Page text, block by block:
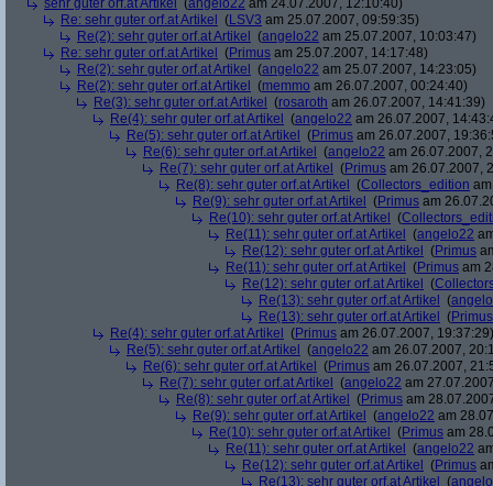
sehr guter orf.at Artikel
(angelo22 am 24.07.2007, 12:10:40)
Re: sehr guter orf.at Artikel
(LSV3 am 25.07.2007, 09:59:35)
Re(2): sehr guter orf.at Artikel
(angelo22 am 25.07.2007, 10:03:47)
Re: sehr guter orf.at Artikel
(Primus am 25.07.2007, 14:17:48)
Re(2): sehr guter orf.at Artikel
(angelo22 am 25.07.2007, 14:23:05)
Re(2): sehr guter orf.at Artikel
(memmo am 26.07.2007, 00:24:40)
Re(3): sehr guter orf.at Artikel
(rosaroth am 26.07.2007, 14:41:39)
Re(4): sehr guter orf.at Artikel
(angelo22 am 26.07.2007,
Re(5): sehr guter orf.at Artikel
(Primus am 26.07.2007,
Re(6): sehr guter orf.at Artikel
(angelo22 am 26.07.2007,
Re(7): sehr guter orf.at Artikel
(Primus am 26.07.2007,
Re(8): sehr guter orf.at Artikel
(Collectors_edition
Re(9): sehr guter orf.at Artikel
(Primus am
Re(10): sehr guter orf.at Artikel
(
Re(11): sehr guter orf.at Artikel
(angelo22
Re(12): sehr guter orf.at Artikel
(Primus
Re(11): sehr guter orf.at Artikel
(Primus am
Re(12): sehr guter orf.at Artikel
(
Re(13): sehr guter orf.at Artikel
(
Re(13): sehr guter orf.at Artikel
(Primus
Re(4): sehr guter orf.at Artikel
(Primus am 26.07.2007, 19:37:29)
Re(5): sehr guter orf.at Artikel
(angelo22 am 26.07.2007,
Re(6): sehr guter orf.at Artikel
(Primus am 26.07.2007,
Re(7): sehr guter orf.at Artikel
(angelo22 am
Re(8): sehr guter orf.at Artikel
(Primus am
Re(9): sehr guter orf.at Artikel
(angelo22 am
Re(10): sehr guter orf.at Artikel
(Primus am
Re(11): sehr guter orf.at Artikel
(angelo22
Re(12): sehr guter orf.at Artikel
(Primus
Re(13): sehr guter orf.at Artikel
(